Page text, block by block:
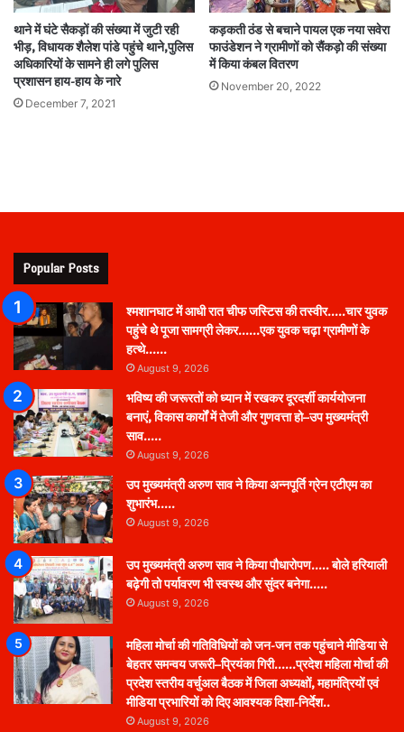
थाने में घंटे सैकड़ों की संख्या में जुटी रही
भीड़, विधायक शैलेश पांडे पहुंचे थाने,पुलिस
अधिकारियों के सामने ही लगे पुलिस
प्रशासन हाय-हाय के नारे
December 7, 2021
कड़कती ठंड से बचाने पायल एक नया सवेरा
फाउंडेशन ने ग्रामीणों को सैंकड़ो की संख्या
में किया कंबल वितरण
November 20, 2022
Popular Posts
श्मशानघाट में आधी रात चीफ जस्टिस की तस्वीर…..चार युवक
पहुंचे थे पूजा सामग्री लेकर……एक युवक चढ़ा ग्रामीणों के
हत्थे……
August 9, 2026
भविष्य की जरूरतों को ध्यान में रखकर दूरदर्शी कार्ययोजना
बनाएं, विकास कार्यों में तेजी और गुणवत्ता हो–उप मुख्यमंत्री
साव…..
August 9, 2026
उप मुख्यमंत्री अरुण साव ने किया अन्नपूर्ति ग्रेन एटीएम का
शुभारंभ…..
August 9, 2026
उप मुख्यमंत्री अरुण साव ने किया पौधारोपण….. बोले हरियाली
बढ़ेगी तो पर्यावरण भी स्वस्थ और सुंदर बनेगा…..
August 9, 2026
महिला मोर्चा की गतिविधियों को जन-जन तक पहुंचाने मीडिया से
बेहतर समन्वय जरूरी–प्रियंका गिरी……प्रदेश महिला मोर्चा की
प्रदेश स्तरीय वर्चुअल बैठक में जिला अध्यक्षों, महामंत्रियों एवं
मीडिया प्रभारियों को दिए आवश्यक दिशा-निर्देश..
August 9, 2026